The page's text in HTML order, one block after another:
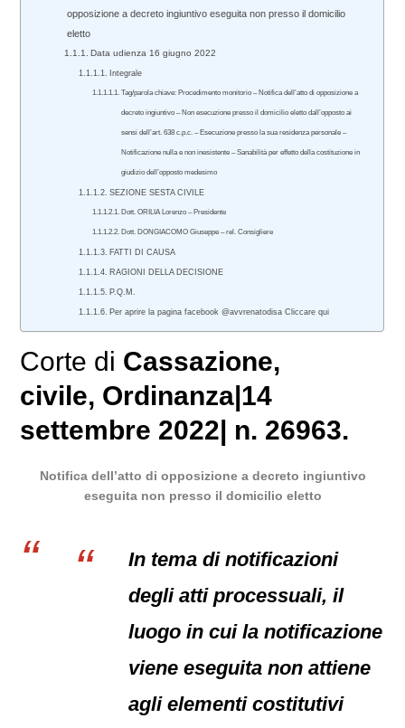
opposizione a decreto ingiuntivo eseguita non presso il domicilio
eletto
Data udienza 16 giugno 2022
Integrale
Tag/parola chiave: Procedimento monitorio – Notifica dell’atto di opposizione a
decreto ingiuntivo – Non esecuzione presso il domicilio eletto dall’opposto ai
sensi dell’art. 638 c.p.c. – Esecuzione presso la sua residenza personale –
Notificazione nulla e non inesistente – Sanabilità per effetto della costituzione in
giudizio dell’opposto medesimo
SEZIONE SESTA CIVILE
Dott. ORILIA Lorenzo – Presidente
Dott. DONGIACOMO Giuseppe – rel. Consigliere
FATTI DI CAUSA
RAGIONI DELLA DECISIONE
P.Q.M.
Per aprire la pagina facebook @avvrenatodisa Cliccare qui
Corte di Cassazione,
civile, Ordinanza|14
settembre 2022| n. 26963.
Notifica dell’atto di opposizione a decreto ingiuntivo
eseguita non presso il domicilio eletto
In tema di notificazioni
degli atti processuali, il
luogo in cui la notificazione
viene eseguita non attiene
agli elementi costitutivi